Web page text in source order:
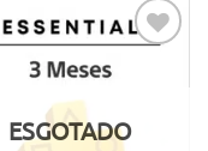
Adicionar
ESGOTADO